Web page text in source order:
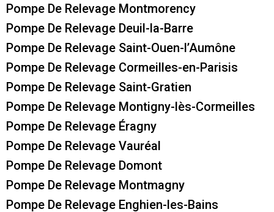
Pompe De Relevage Montmorency
Pompe De Relevage Deuil-la-Barre
Pompe De Relevage Saint-Ouen-l’Aumône
Pompe De Relevage Cormeilles-en-Parisis
Pompe De Relevage Saint-Gratien
Pompe De Relevage Montigny-lès-Cormeilles
Pompe De Relevage Éragny
Pompe De Relevage Vauréal
Pompe De Relevage Domont
Pompe De Relevage Montmagny
Pompe De Relevage Enghien-les-Bains